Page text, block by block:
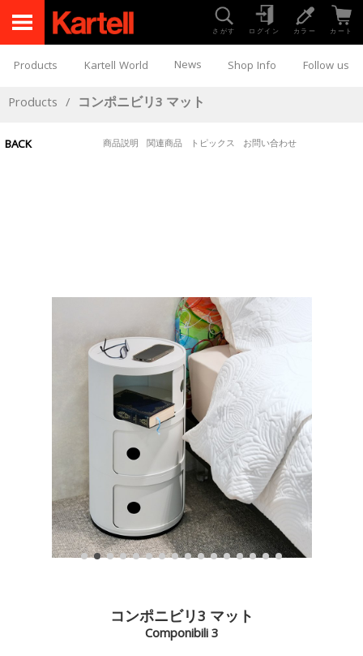
さがす ログイン カラー カート
Products Kartell World News Shop Info Follow us
Products / コンポニビリ3 マット
BACK 商品説明 関連商品 トピックス お問い合わせ
コンポニビリ3 マット
Componibili 3